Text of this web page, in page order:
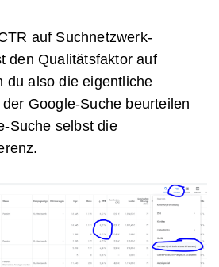
auf Suchnetzwerk-
den Qualitätsfaktor auf
du also die eigentliche
Google-Suche beurteilen
Suche selbst die